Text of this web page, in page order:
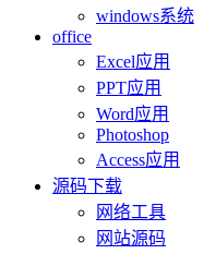
windows系统
office
Excel应用
PPT应用
Word应用
Photoshop
Access应用
源码下载
网络工具
网站源码